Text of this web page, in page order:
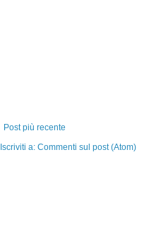
Post più recente
Iscriviti a: Commenti sul post (Atom)